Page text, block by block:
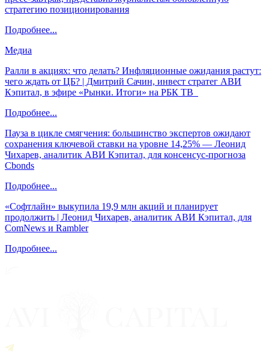
стратегию позиционирования
Подробнее...
Медиа
Ралли в акциях: что делать? Инфляционные ожидания растут:
чего ждать от ЦБ? | Дмитрий Сачин, инвест стратег АВИ
Кэпитал, в эфире «Рынки. Итоги» на РБК ТВ
Подробнее...
Пауза в цикле смягчения: большинство экспертов ожидают
сохранения ключевой ставки на уровне 14,25% — Леонид
Чихарев, аналитик АВИ Кэпитал, для консенсус-прогноза
Cbonds
Подробнее...
«Софтлайн» выкупила 19,9 млн акций и планирует
продолжить | Леонид Чихарев, аналитик АВИ Кэпитал, для
ComNews и Rambler
Подробнее...